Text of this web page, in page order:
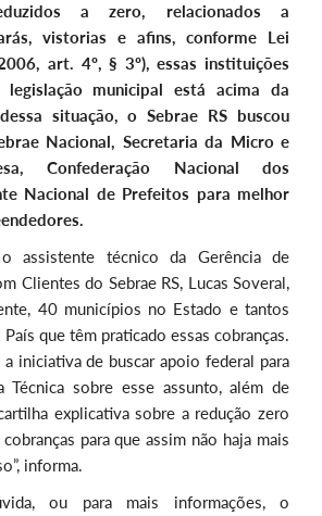
a zero, relacionados a
vistorias e afins, conforme Lei
art. 4º, § 3º), essas instituições
municipal está acima da
situação, o Sebrae RS buscou
Nacional, Secretaria da Micro e
Confederação Nacional dos
Nacional de Prefeitos para melhor
assistente técnico da Gerência de
Clientes do Sebrae RS, Lucas Soveral,
40 municípios no Estado e tantos
que têm praticado essas cobranças.
iniciativa de buscar apoio federal para
Técnica sobre esse assunto, além de
explicativa sobre a redução zero
para que assim não haja mais
informa.
ou para mais informações, o